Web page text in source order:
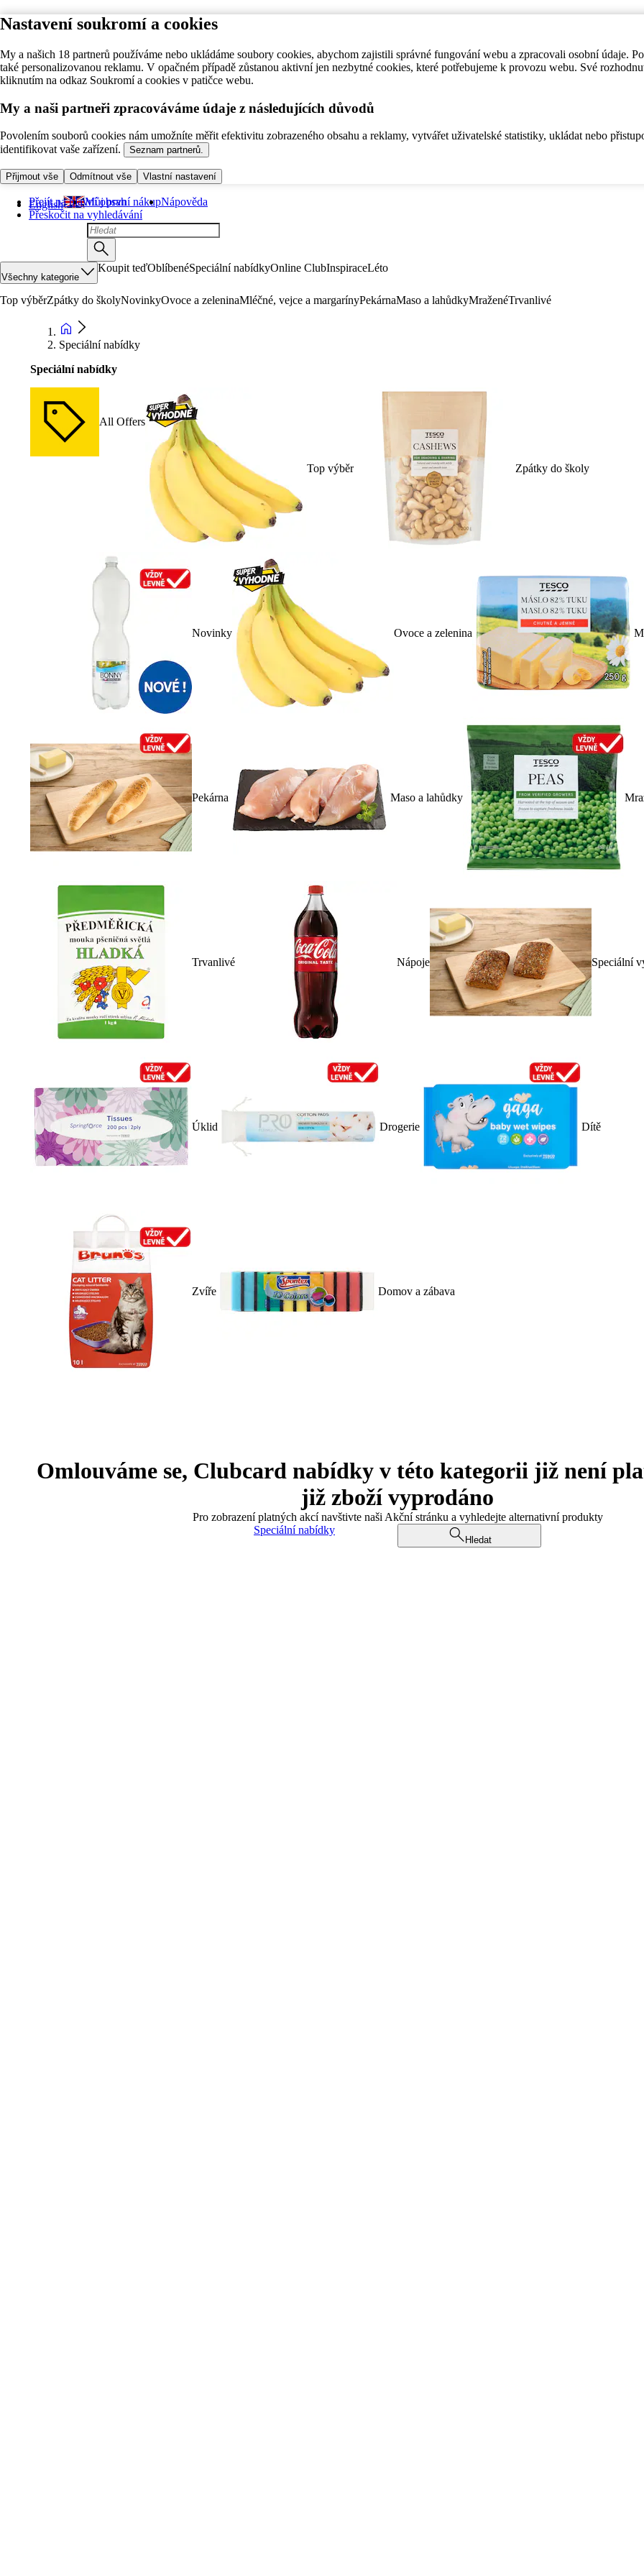
Nastavení soukromí a cookies
My a našich 18 partnerů používáme nebo ukládáme soubory cookies, abychom zajistili správné fungování webu a zpracovali osobní údaje.
také personalizovanou reklamu. V opačném případě zůstanou aktivní jen nezbytné cookies, které potřebujeme k provozu webu. Své
kliknutím na odkaz Soukromí a cookies v patičce webu.
My a naši partneři zpracováváme údaje z následujících důvodů
Povolením souborů cookies nám umožníte měřit efektivitu zobrazeného obsahu a reklamy, vytvářet uživatelské statistiky, ukládat nebo
identifikovat vaše zařízení.
Seznam partnerů.
Přijmout vše Odmítnout vše Vlastní nastavení
Přejít na hlavní obsah
Přeskočit na vyhledávání
English Můj první nákupNápověda
Všechny kategorie
Koupit teďOblíbenéSpeciální nabídkyOnline ClubInspiraceLéto
Top výběrZpátky do školyNovinkyOvoce a zeleninaMléčné, vejce a margarínyPekárnaMaso a lahůdkyMraženéTrvanlivé
Speciální nabídky
Speciální nabídky
All Offers
Top výběr Zpátky do školy
Novinky Ovoce a zelenina
Pekárna Maso a lahůdky
Trvanlivé Nápoje Speciální
Úklid Drogerie Dítě
Zvíře Domov a zábava
Omlouváme se, Clubcard nabídky v této kategorii již není
již zboží vyprodáno
Pro zobrazení platných akcí navštivte naši Akční stránku a vyhledejte alternativní produkty
Speciální nabídky
Hledat